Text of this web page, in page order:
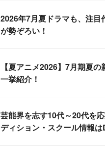
2026年7月夏ドラマも、注目
が勢ぞろい！
【夏アニメ2026】7月期夏
一挙紹介！
芸能界を志す10代～20代を
ディション・スクール情報